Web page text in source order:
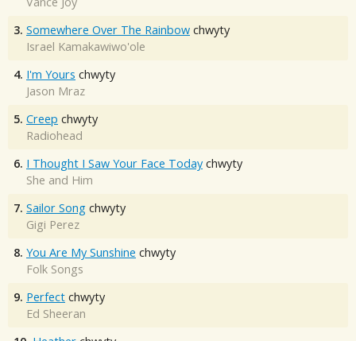
3. Somewhere Over The Rainbow chwyty
Israel Kamakawiwo'ole
4. I'm Yours chwyty
Jason Mraz
5. Creep chwyty
Radiohead
6. I Thought I Saw Your Face Today chwyty
She and Him
7. Sailor Song chwyty
Gigi Perez
8. You Are My Sunshine chwyty
Folk Songs
9. Perfect chwyty
Ed Sheeran